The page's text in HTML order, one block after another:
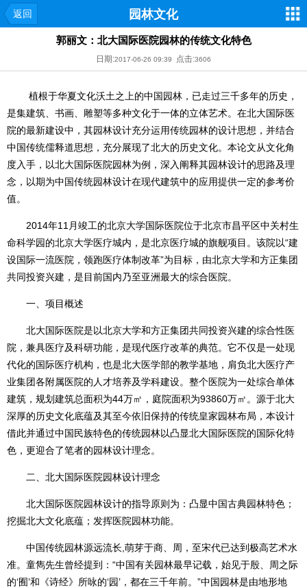
返回 园林文化
郭丽文：北大国际医院园林的传统文化特色
日期:2017-06-26 09:39 点击:3606
植根于华夏文化沃土之上的中国园林，已走过三千多年的历史，
是集建筑、书画、雕塑等多种文化于一体的立体艺术。在北大国际医
院的最新建设中，其园林设计充分运用传统园林的设计思想，并结合
中国传统儒释道思想，充分展现了北大的历史文化。本论文从文化角
度入手，以北大国际医院园林为例，深入阐释其园林设计的思路及理
念，以期为中国传统园林设计在现代建筑中的应用提供一定的参考价
值。
2014年11月竣工的北京大学国际医院位于北京市昌平区中关村生
命科学园的北京大学医疗城内，是北京医疗城的旗舰项目。该院以“建
设国际一流医院，领跑医疗体制改革”为目标，由北京大学和方正集团
共同投资兴建，是目前国内乃至亚洲最大的综合医院。
一、项目概述
北大国际医院是以北京大学和方正集团共同投资兴建的综合性医
院，兼具医疗及科研功能，是现代医疗改革的典范。它不仅是一处现
代化的国际医疗机构，也是北大医学部的教学基地，肩负北大医疗产
业集团各附属医院的人才培养及学科建设。整个医院为一处综合单体
建筑，规划建筑总面积为44万㎡，庭院面积为93860万㎡。源于北大
深厚的历史文化底蕴及其至今依旧保持的传统皇家园林布局，本设计
借此并通过中国民族特色的传统园林以凸显北大国际医院的国际化特
色，更迎合了笔者的园林设计理念。
二、北大国际医院园林设计理念
北大国际医院园林设计的指导原则为：凸显中国古典园林特色；
挖掘北大文化底蕴；发挥医院园林功能。
中国传统园林源远流长,萌芽于商、周，至宋代已达到极高艺术水
准。童雋先生曾经提到：“中国有关园林最早记载，始见于殷、周之际
的‘囿’和《诗经》所咏的‘园’，都在三千年前。”中国园林是由地形地